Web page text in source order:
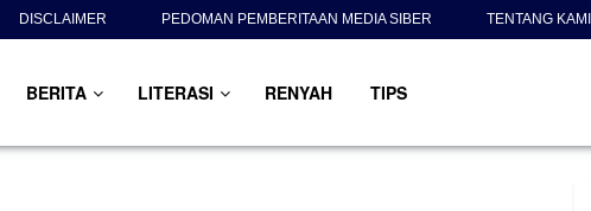
DISCLAIMER PEDOMAN PEMBERITAAN MEDIA SIBER TENTANG KAMI
BERITA LITERASI RENYAH TIPS